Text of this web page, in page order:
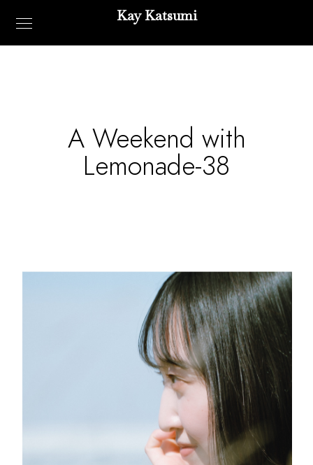
Kay Katsumi
A Weekend with
Lemonade-38